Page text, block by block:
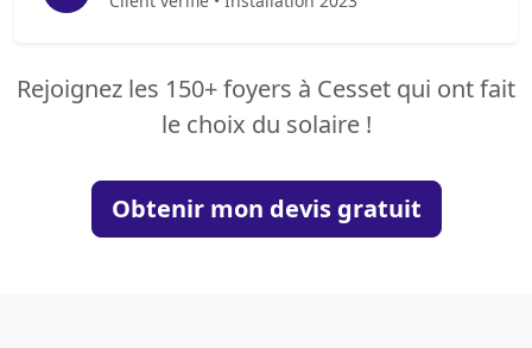
Rejoignez les 150+ foyers à Cesset qui ont fait
le choix du solaire !
Obtenir mon devis gratuit